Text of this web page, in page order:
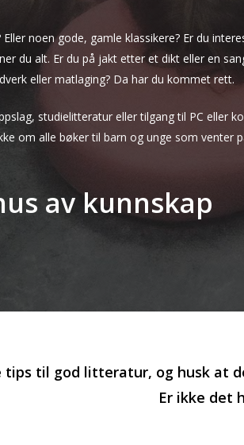
noen gode, gamle klassikere? Er du
du alt. Er du på jakt etter et dikt eller en
eller matlaging? Da har du kommet rett.
studielitteratur eller tilgang til PC eller
om alle bøker til barn og unge som venter
av kunnskap
tips til god litteratur, og husk
Er ikke det